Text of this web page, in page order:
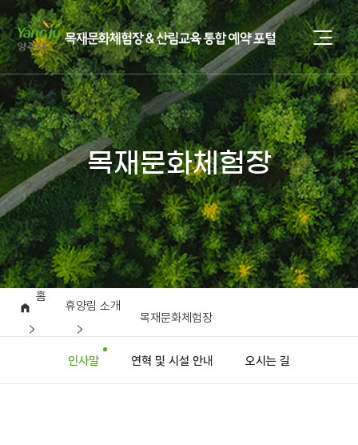
목재문화체험장
홈
휴양림 소개
목재문화체험장
인사말 연혁 및 시설 안내 오시는 길